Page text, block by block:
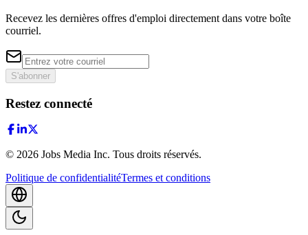
Recevez les dernières offres d'emploi directement dans votre boîte
courriel.
S'abonner
Restez connecté
© 2026 Jobs Media Inc. Tous droits réservés.
Politique de confidentialitéTermes et conditions